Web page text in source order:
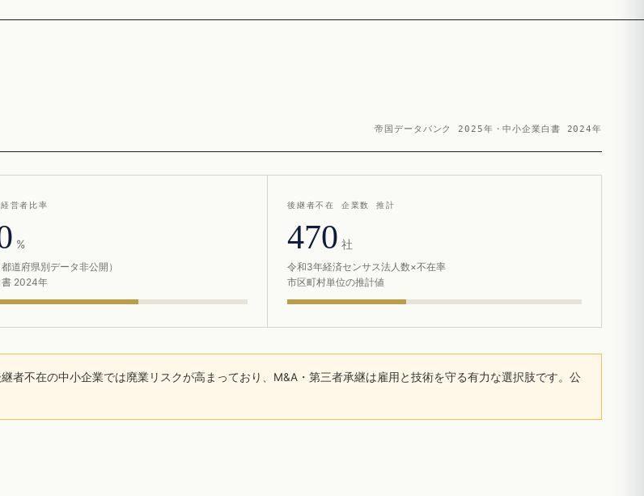
帝国データバンク 2025年・中小企業白書 2024年
営者比率
%
道府県別データ非公開）
書 2024年
後継者不在 企業数 推計
470 社
令和3年経済センサス法人数×不在率
市区町村単位の推計値
者不在の中小企業では廃業リスクが高まっており、M&A・第三者承継は雇用と技術を守る有力な選択肢です。公